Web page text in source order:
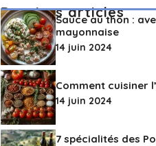
Derniers articles
Sauce au thon :
mayonnaise
14 juin 2024
Comment cuisiner
14 juin 2024
7 spécialités des